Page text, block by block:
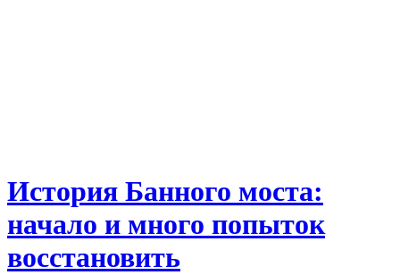
История Банного моста:
начало и много попыток
восстановить